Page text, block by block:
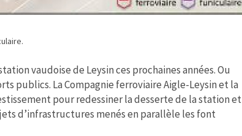
vaudoise de Leysin ces prochaines années. Ou
publics. La Compagnie ferroviaire Aigle-Leysin et la
pour redessiner la desserte de la station et
d’infrastructures menés en parallèle les font